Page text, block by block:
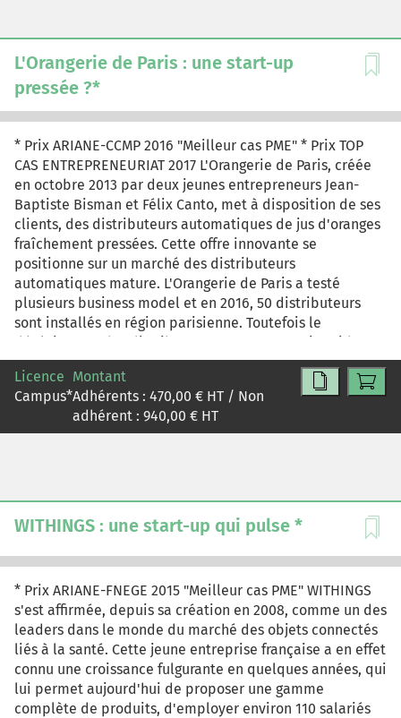
L'Orangerie de Paris : une start-up
pressée ?*
* Prix ARIANE-CCMP 2016 "Meilleur cas PME" * Prix TOP
CAS ENTREPRENEURIAT 2017 L'Orangerie de Paris, créée
en octobre 2013 par deux jeunes entrepreneurs Jean-
Baptiste Bisman et Félix Canto, met à disposition de ses
clients, des distributeurs automatiques de jus d'oranges
fraîchement pressées. Cette offre innovante se
positionne sur un marché des distributeurs
automatiques mature. L'Orangerie de Paris a testé
plusieurs business model et en 2016, 50 distributeurs
sont installés en région parisienne. Toutefois le
déploiement des distributeurs n'est pas aussi rapide
que prévu. Ce cas présenté sous forme de synopsis de
série TV permet d'étudier : le parcours de création de
l'entreprise (saison 1) ; la recherche de fonds et de
business model efficaces (saison 2) ; et de diagnostiquer
Licence
Campus*
Montant
Adhérents : 470,00 € HT / Non
adhérent : 940,00 € HT
WITHINGS : une start-up qui pulse *
* Prix ARIANE-FNEGE 2015 "Meilleur cas PME" WITHINGS
s'est affirmée, depuis sa création en 2008, comme un des
leaders dans le monde du marché des objets connectés
liés à la santé. Cette jeune entreprise française a en effet
connu une croissance fulgurante en quelques années, qui
lui permet aujourd'hui de proposer une gamme
complète de produits, d'employer environ 110 salariés